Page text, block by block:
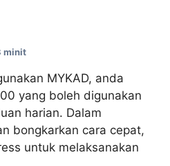
minit
MYKAD, anda
yang boleh digunakan
harian. Dalam
bongkarkan cara cepat,
untuk melaksanakan